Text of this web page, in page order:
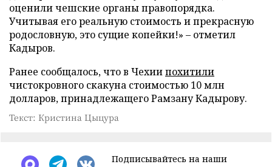
оценили чешские органы правопорядка.
Учитывая его реальную стоимость и прекрасную
родословную, это сущие копейки!» – отметил
Кадыров.
Ранее сообщалось, что в Чехиипохитили
чистокровного скакуна стоимостью 10 млн
долларов, принадлежащего Рамзану Кадырову.
Текст: Кристина Цыцура
Подписывайтесь на наши